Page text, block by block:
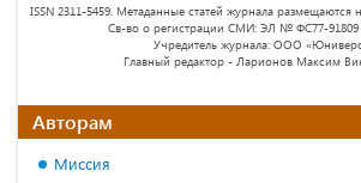
ISSN 2311-5459. Метаданные статей журнала размещаются
Св-во о регистрации СМИ: ЭЛ № ФС77-91809
Учредитель журнала: ООО
Главный редактор - Ларионов Максим
Авторам
Миссия